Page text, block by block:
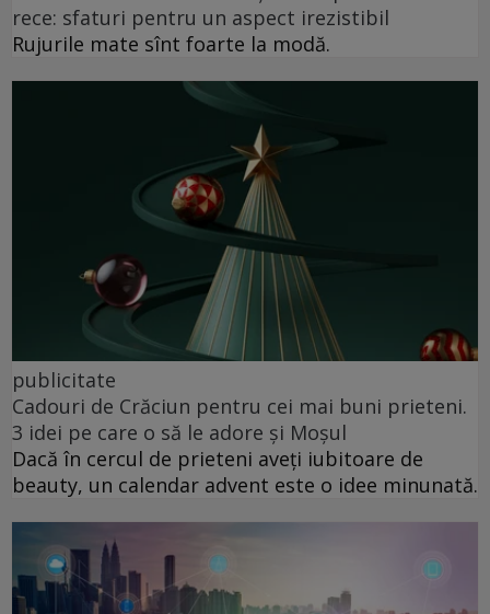
rece: sfaturi pentru un aspect irezistibil
Rujurile mate sînt foarte la modă.
publicitate
Cadouri de Crăciun pentru cei mai buni prieteni.
3 idei pe care o să le adore și Moșul
Dacă în cercul de prieteni aveți iubitoare de
beauty, un calendar advent este o idee minunată.